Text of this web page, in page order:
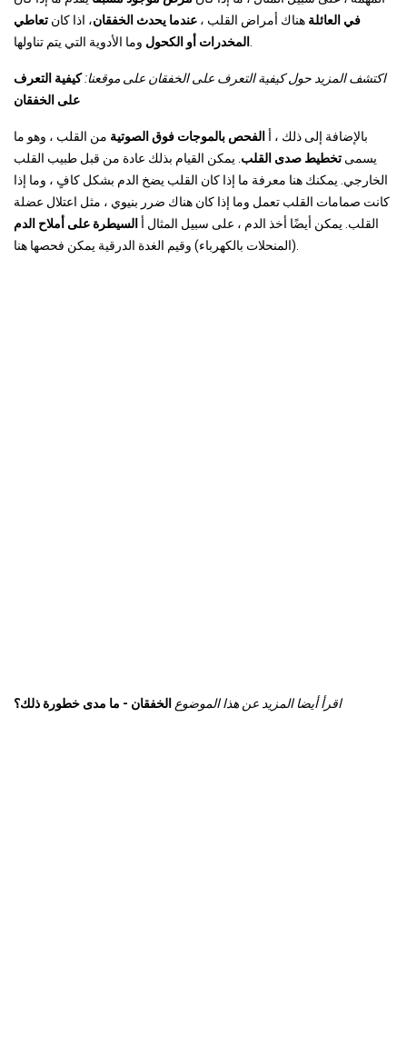
في العائلة هناك أمراض القلب ، عندما يحدث الخفقان، اذا كان تعاطي
المخدرات أو الكحول
اكتشف المزيد حول كيفية التعرف على الخفقان على موقعنا:كيفية التعرف
على الخفقان
بالإضافة إلى ذلك ، أ الفحص بالموجات فوق الصوتية من القلب ، وهو ما
يسمى تخطيط صدى القلب . يمكن القيام بذلك عادة من قبل طبيب القلب
الخارجي. يمكنك هنا معرفة ما إذا كان القلب يضخ الدم بشكل كافٍ ، وما إذا
كانت صمامات القلب تعمل وما إذا كان هناك ضرر بنيوي ، مثل اعتلال عضلة
القلب. يمكن أيضًا أخذ الدم ، على سبيل المثال أ السيطرة على أملاح الدم
اقرأ أيضا المزيد عن هذا الموضوع الخفقان - ما مدى خطورة ذلك؟